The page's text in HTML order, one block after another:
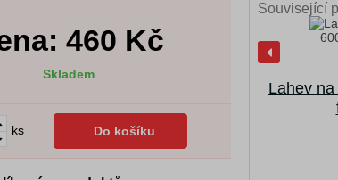
460 Kč
Skladem
ks Do košíku
Související
Lahev